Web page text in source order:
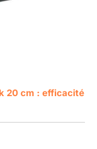
20 cm : efficacité